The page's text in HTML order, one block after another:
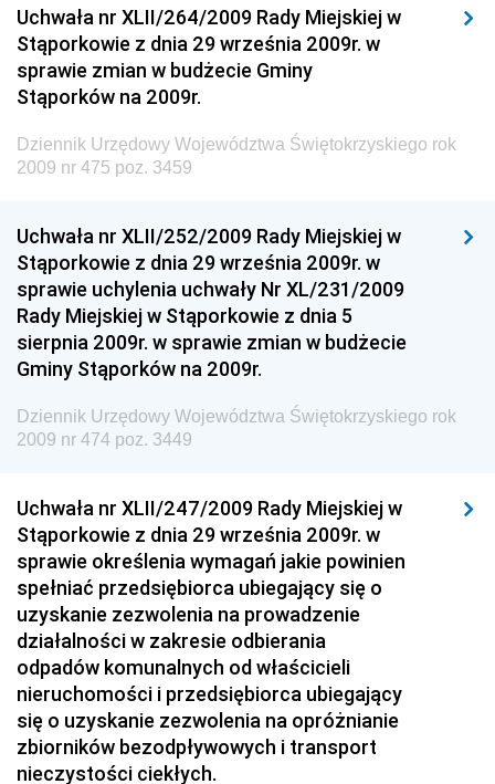
Dziennik Urzędowy Ministerstwa Rolnictwa i
Gospodarki Żywnościowej
Dziennik Urzędowy Ministra Rodziny, Pracy i Polityki
Społecznej
Dziennik Urzędowy Ministra Cyfryzacji
Budownictwa
Dziennik Urzędowy Ministra Gospodarki Morskiej i
Żeglugi Śródlądowej
Dziennik Urzędowy Ministra Energii
Dziennik Urzędowy Ministra Sprawiedliwości
Dziennik Urzędowy Wyższego Urzędu Górniczego
Dziennik Urzędowy Prezesa Urzędu Transportu
Kolejowego
Dziennik Urzędowy Ministra Przedsiębiorczości i
Technologii
Dziennik Urzędowy Ministra Inwestycji i Rozwoju
Dziennik Urzędowy Naczelnego Dyrektora Archiwów
Państwowych
Dziennik Urzędowy Ministra Finansów, Inwestycji i
Uchwała nr XLII/264/2009 Rady Miejskiej w
Stąporkowie z dnia 29 września 2009r. w
sprawie zmian w budżecie Gminy
Stąporków na 2009r.
Dziennik Urzędowy Województwa Świętokrzyskiego rok
2009 nr 475 poz. 3459
Uchwała nr XLII/252/2009 Rady Miejskiej w
Stąporkowie z dnia 29 września 2009r. w
sprawie uchylenia uchwały Nr XL/231/2009
Rady Miejskiej w Stąporkowie z dnia 5
sierpnia 2009r. w sprawie zmian w budżecie
Gminy Stąporków na 2009r.
Dziennik Urzędowy Województwa Świętokrzyskiego rok
2009 nr 474 poz. 3449
Uchwała nr XLII/247/2009 Rady Miejskiej w
Stąporkowie z dnia 29 września 2009r. w
sprawie określenia wymagań jakie powinien
spełniać przedsiębiorca ubiegający się o
uzyskanie zezwolenia na prowadzenie
działalności w zakresie odbierania
odpadów komunalnych od właścicieli
nieruchomości i przedsiębiorca ubiegający
się o uzyskanie zezwolenia na opróżnianie
zbiorników bezodpływowych i transport
nieczystości ciekłych.